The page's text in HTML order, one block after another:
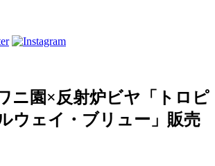
ニ園×反射炉ビヤ「トロピ
ウェイ・ブリュー」販売